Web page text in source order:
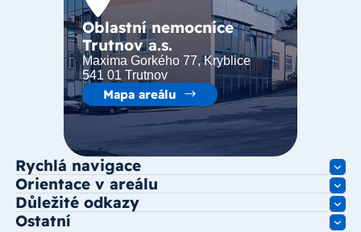
Oblastní nemocnice
Trutnov a.s.
Maxima Gorkého 77, Kryblice
541 01 Trutnov
Mapa areálu
Rychlá navigace
Orientace v areálu
Důležité odkazy
Ostatní